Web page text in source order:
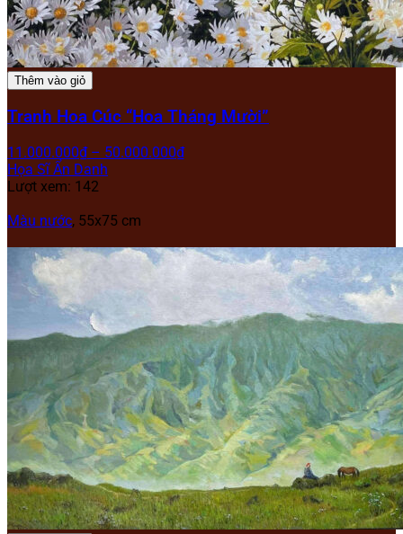
Thêm vào giỏ
Tranh Hoa Cúc “Hoa Tháng Mười”
11.000.000₫ – 50.000.000₫
Họa Sĩ Ẩn Danh
Lượt xem: 142
Màu nước, 55x75 cm